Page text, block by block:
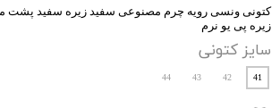
کتونی ونسی رویه چرم مصنوعی سفید زیره سفید پشت
زیره پی یو نرم
سایز کتونی
41
42
43
44